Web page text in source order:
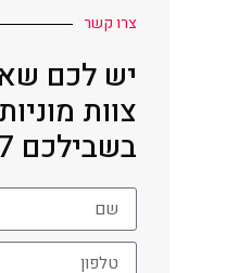
צרו קשר
יש לכם
צוות
בשבילכם 24/7